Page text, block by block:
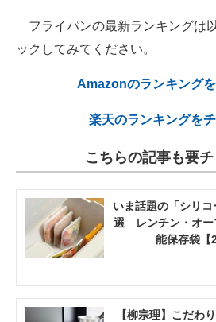
フライパンの最新ランキングは
ックしてみてください。
Amazonのランキングを
楽天のランキングをチ
こちらの記事も要チ
いま話題の「シリ
選 レンチン・オー
能保存袋【
【柳宗理】こだわ